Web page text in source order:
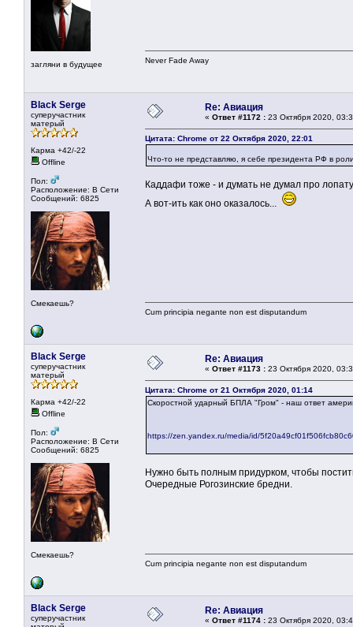
загляни в будущее Never Fade Away
Black Serge
суперучастник
матерый
Карма +42/-22
Offline
Пол:
Расположение: В Сети
Сообщений: 6825
Смекаешь?
Re: Авиация
« Ответ #1172 : 23 Октября 2020,
Цитата: Chrome от 22 Октября 2020, 22:01
Что-то не представляю, я себе президента РФ в
Каддафи тоже - и думать не думал про
А вот-ить как оно оказалось...
Cum principia negante non est disputandum
Black Serge
суперучастник
матерый
Карма +42/-22
Offline
Пол:
Расположение: В Сети
Сообщений: 6825
Смекаешь?
Re: Авиация
« Ответ #1173 : 23 Октября 2020,
Цитата: Chrome от 21 Октября 2020, 01:14
Скоростной ударный БПЛА "Гром" - наш ответ
https://zen.yandex.ru/media/id/
Нужно быть полным придурком, чтобы
Очередные Рогозинские бредни.
Cum principia negante non est disputandum
Black Serge
суперучастник
Re: Авиация
« Ответ #1174 : 23 Октября 2020,